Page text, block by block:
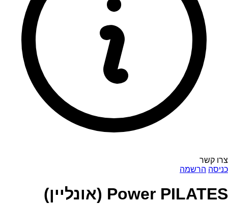
צרו קשר
כניסה הרשמה
Power PILATES (אונליין)